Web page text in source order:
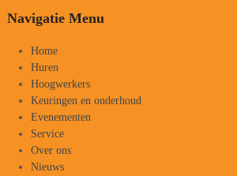
Navigatie Menu
Home
Huren
Hoogwerkers
Keuringen en onderhoud
Evenementen
Service
Over ons
Nieuws